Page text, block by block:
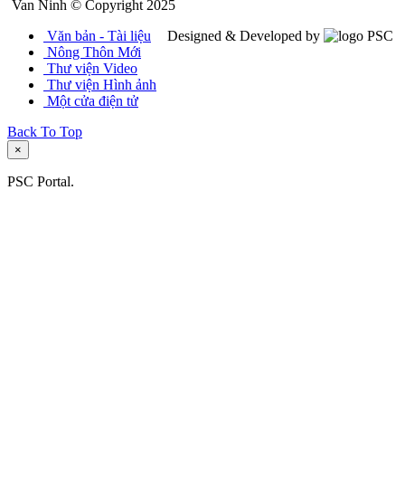
Van Ninh © Copyright 2025
Designed & Developed by
Văn bản - Tài liệu
Nông Thôn Mới
Thư viện Video
Thư viện Hình ảnh
Một cửa điện tử
Back To Top
×
PSC Portal.